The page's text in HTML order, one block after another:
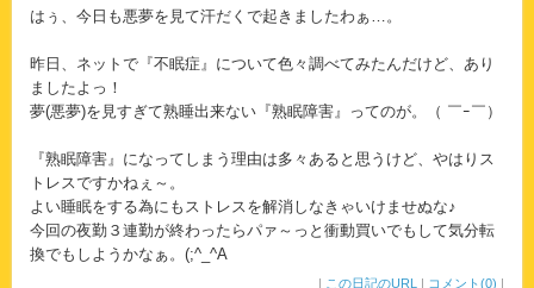
はぅ、今日も悪夢を見て汗だくで起きましたわぁ…。
昨日、ネットで『不眠症』について色々調べてみたんだけど、あり
ましたよっ！
夢(悪夢)を見すぎて熟睡出来ない『熟眠障害』ってのが。（ ￣ｰ￣）
『熟眠障害』になってしまう理由は多々あると思うけど、やはりス
トレスですかねぇ～。
よい睡眠をする為にもストレスを解消しなきゃいけませぬな♪
今回の夜勤３連勤が終わったらパァ～っと衝動買いでもして気分転
換でもしようかなぁ。(;^_^A
| この日記のURL | コメント(0) |